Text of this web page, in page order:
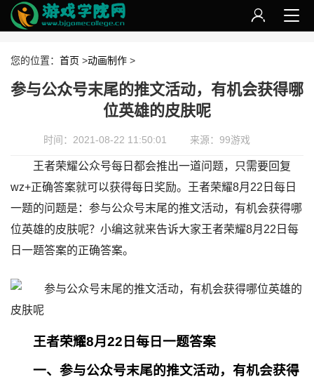
您的位置： 首页 >动画制作 >
参与公众号末尾的推文活动，有机会获得哪
位英雄的皮肤呢
时间：2021-08-22 11:50:01 来源：99游戏
王者荣耀公众号每日都会推出一道问题，只需要回复
wz+正确答案就可以获得每日奖励。王者荣耀8月22日每日
一题的问题是：参与公众号末尾的推文活动，有机会获得哪
位英雄的皮肤呢？小编这就来告诉大家王者荣耀8月22日每
日一题答案的正确答案。
王者荣耀8月22日每日一题答案
一、参与公众号末尾的推文活动，有机会获得